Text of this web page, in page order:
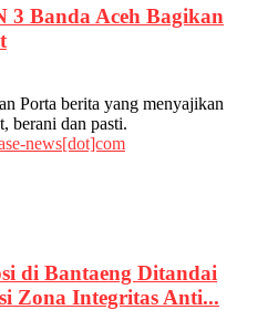
3 Banda Aceh Bagikan
Porta berita yang menyajikan
berani dan pasti.
news[dot]com
di Bantaeng Ditandai
Zona Integritas Anti...